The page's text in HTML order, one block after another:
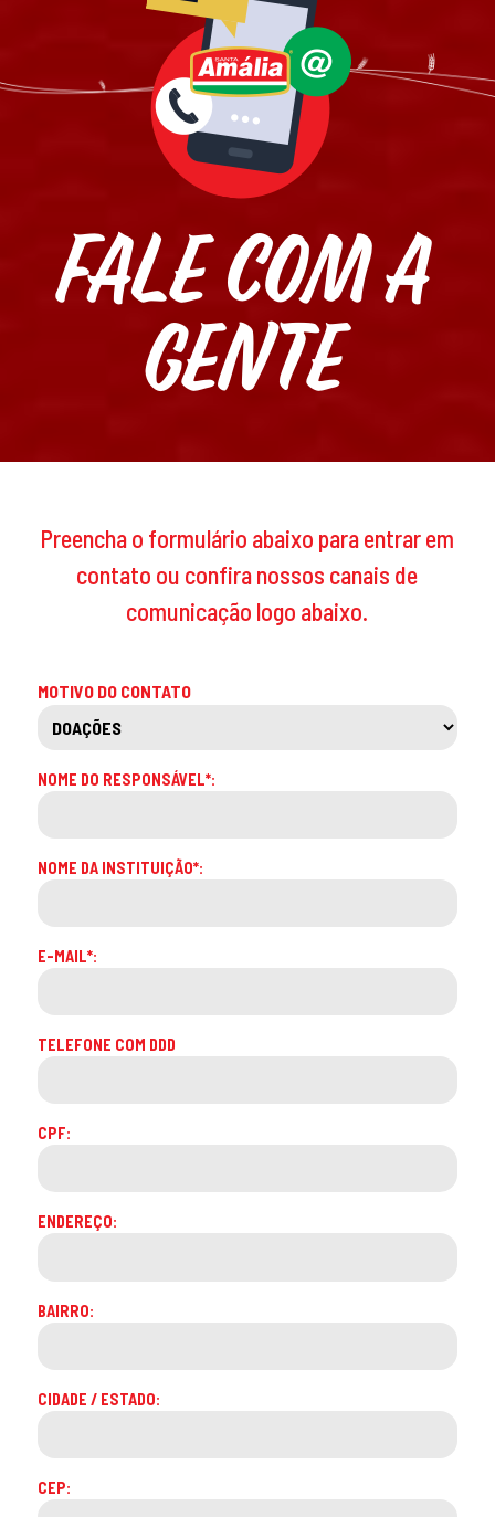
FALE COM A
GENTE
Preencha o formulário abaixo para entrar em
contato ou confira nossos canais de
comunicação logo abaixo.
MOTIVO DO CONTATO
NOME DO RESPONSÁVEL*:
NOME DA INSTITUIÇÃO*:
E-MAIL*:
TELEFONE COM DDD
CPF:
ENDEREÇO:
BAIRRO:
CIDADE / ESTADO:
CEP: